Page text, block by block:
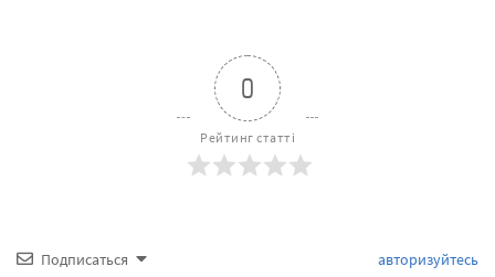
0
Рейтинг статті
Подписаться авторизуйтесь